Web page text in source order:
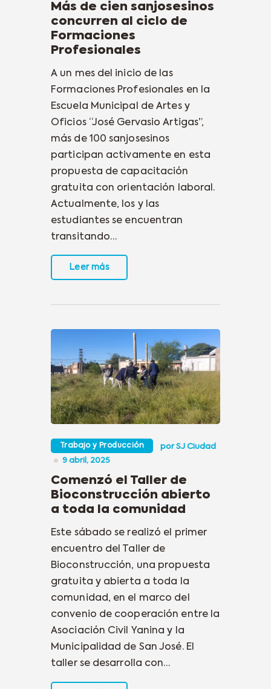
Más de cien sanjosesinos
concurren al ciclo de
Formaciones
Profesionales
A un mes del inicio de las
Formaciones Profesionales en la
Escuela Municipal de Artes y
Oficios “José Gervasio Artigas”,
más de 100 sanjosesinos
participan activamente en esta
propuesta de capacitación
gratuita con orientación laboral.
Actualmente, los y las
estudiantes se encuentran
transitando…
Leer más
Trabajo y Producción porSJ Ciudad
9 abril, 2025
Comenzó el Taller de
Bioconstrucción abierto
a toda la comunidad
Este sábado se realizó el primer
encuentro del Taller de
Bioconstrucción, una propuesta
gratuita y abierta a toda la
comunidad, en el marco del
convenio de cooperación entre la
Asociación Civil Yanina y la
Municipalidad de San José. El
taller se desarrolla con…